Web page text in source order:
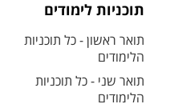
תוכניות לימודים
תואר ראשון - כל תוכניות
הלימודים
תואר שני - כל תוכניות
הלימודים